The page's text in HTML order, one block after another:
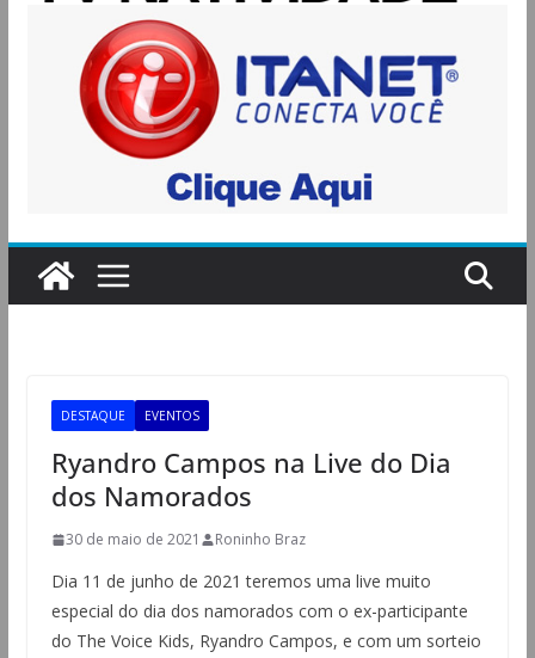
DESTAQUE EVENTOS
Ryandro Campos na Live do Dia
dos Namorados
30 de maio de 2021 Roninho Braz
Dia 11 de junho de 2021 teremos uma live muito
especial do dia dos namorados com o ex-participante
do The Voice Kids, Ryandro Campos, e com um sorteio